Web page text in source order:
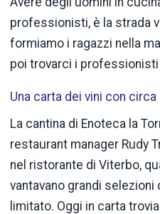
professionisti, è la strada
formiamo i ragazzi nella
poi trovarci i
Una carta dei vini con
La cantina di Enoteca la
restaurant manager Rudy
nel ristorante di Viterbo,
vantavano grandi selezioni
limitato. Oggi in carta